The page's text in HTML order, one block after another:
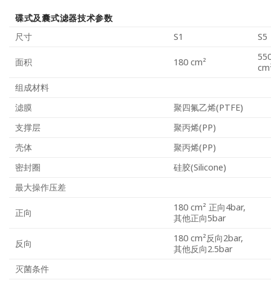
碟式及囊式滤器技术参数
尺寸
S1 S5
面积 180 cm²
组成材料
滤膜
聚四氟乙烯(PTFE)
支撑层
聚丙烯(PP)
壳体
聚丙烯(PP)
密封圈
硅胶(Silicone)
最大操作压差
正向
180 cm² 正向4bar,
其他正向5bar
反向
180 cm²反向2bar,
其他反向2.5bar
灭菌条件